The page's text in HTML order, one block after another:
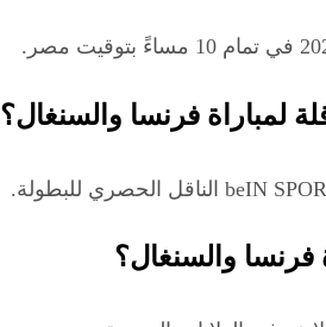
لمباراة فرنسا والسنغال؟
فرنسا والسنغال؟